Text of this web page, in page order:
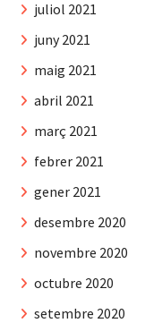
juliol 2021
juny 2021
maig 2021
abril 2021
març 2021
febrer 2021
gener 2021
desembre 2020
novembre 2020
octubre 2020
setembre 2020